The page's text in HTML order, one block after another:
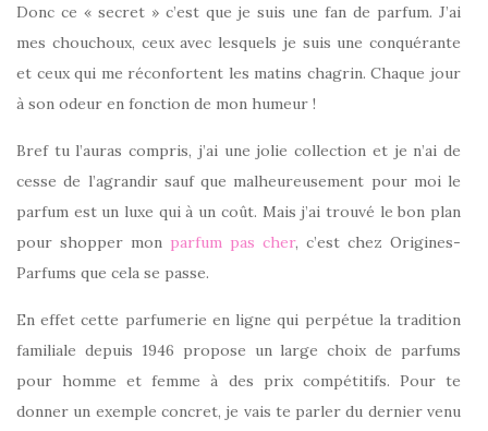
Donc ce « secret » c’est que je suis une fan de parfum. J’ai
mes chouchoux, ceux avec lesquels je suis une conquérante
et ceux qui me réconfortent les matins chagrin. Chaque jour
à son odeur en fonction de mon humeur !
Bref tu l’auras compris, j’ai une jolie collection et je n’ai de
cesse de l’agrandir sauf que malheureusement pour moi le
parfum est un luxe qui à un coût. Mais j’ai trouvé le bon plan
pour shopper mon parfum pas cher, c’est chez Origines-
Parfums que cela se passe.
En effet cette parfumerie en ligne qui perpétue la tradition
familiale depuis 1946 propose un large choix de parfums
pour homme et femme à des prix compétitifs. Pour te
donner un exemple concret, je vais te parler du dernier venu